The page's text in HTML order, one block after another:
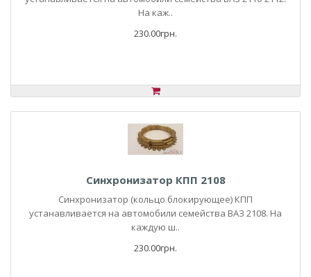
На каж..
230.00грн.
Синхронизатор КПП 2108
Синхронизатор (кольцо блокирующее) КПП
устанавливается на автомобили семейства ВАЗ 2108. На
каждую ш..
230.00грн.